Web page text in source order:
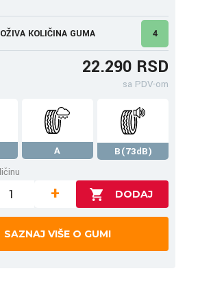
KOLIČINA GUMA 4
22.290 RSD
sa PDV-om
A
B(73dB)
+
SAZNAJ VIŠE O GUMI